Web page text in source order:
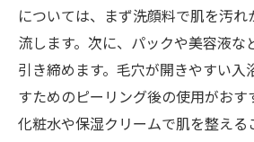
については、まず洗顔料で肌を汚
流します。次に、パックや美容液な
引き締めます。毛穴が開きやすい入
すためのピーリング後の使用がおす
化粧水や保湿クリームで肌を整える